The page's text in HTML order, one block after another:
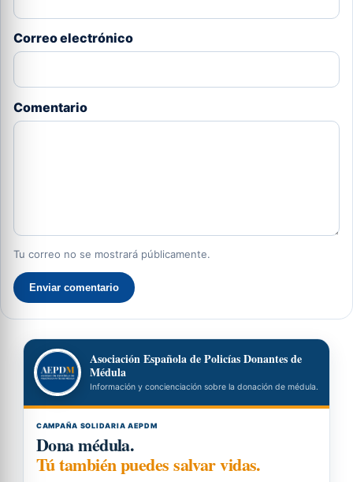
Correo electrónico
Comentario
Tu correo no se mostrará públicamente.
Enviar comentario
Asociación Española de Policías Donantes de
Médula
Información y concienciación sobre la donación de médula.
CAMPAÑA SOLIDARIA AEPDM
Dona médula.
Tú también puedes salvar vidas.